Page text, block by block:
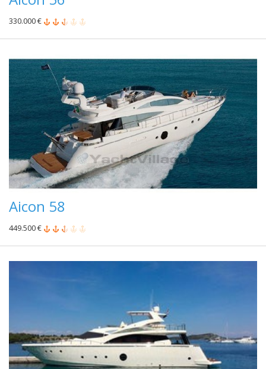
330.000 €
Aicon 58
449.500 €